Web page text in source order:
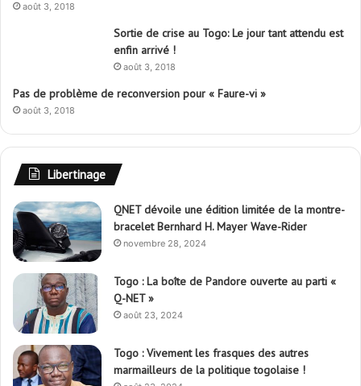
août 3, 2018
Sortie de crise au Togo: Le jour tant attendu est
enfin arrivé !
août 3, 2018
Pas de problème de reconversion pour « Faure-vi »
août 3, 2018
Libertinage
QNET dévoile une édition limitée de la montre-
bracelet Bernhard H. Mayer Wave-Rider
novembre 28, 2024
Togo : La boîte de Pandore ouverte au parti «
Q-NET »
août 23, 2024
Togo : Vivement les frasques des autres
marmailleurs de la politique togolaise !